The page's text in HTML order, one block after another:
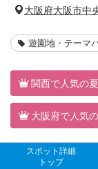
大阪府大阪市中
遊園地・テーマ
関西で人気の
大阪府で人気
スポット詳細
トップ